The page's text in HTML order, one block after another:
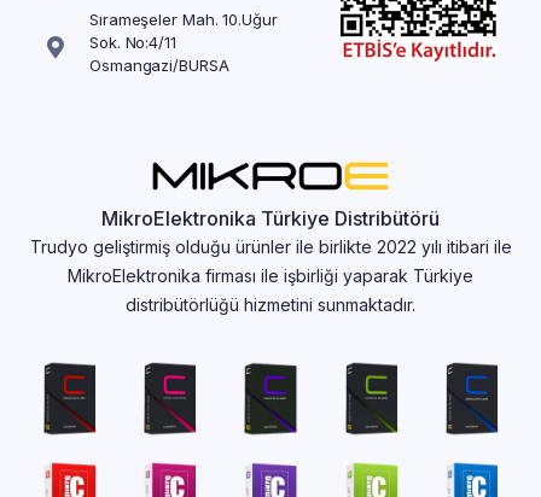
Sırameşeler Mah. 10.Uğur
Sok. No:4/11
Osmangazi/BURSA
MikroElektronika Türkiye Distribütörü
Trudyo geliştirmiş olduğu ürünler ile birlikte 2022 yılı itibari ile
MikroElektronika firması ile işbirliği yaparak Türkiye
distribütörlüğü hizmetini sunmaktadır.